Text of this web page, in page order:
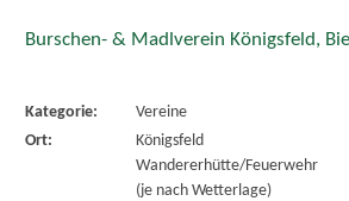
Burschen- & Madlverein Königsfeld,
Kategorie:
Vereine
Ort:
Königsfeld
Wandererhütte/Feuerwehr
(je nach Wetterlage)